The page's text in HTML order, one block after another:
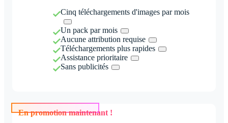
Cinq téléchargements d'images par mois
Un pack par mois
Aucune attribution requise
Téléchargements plus rapides
Assistance prioritaire
Sans publicités
En promotion maintenant !